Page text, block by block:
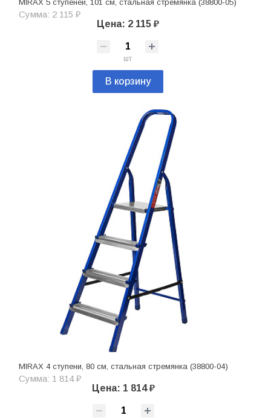
MIRAX 5 ступеней, 101 см, стальная стремянка (38800-05)
Сумма: 2 115 ₽
Цена: 2 115 ₽
шт
В корзину
MIRAX 4 ступени, 80 см, стальная стремянка (38800-04)
Сумма: 1 814 ₽
Цена: 1 814 ₽